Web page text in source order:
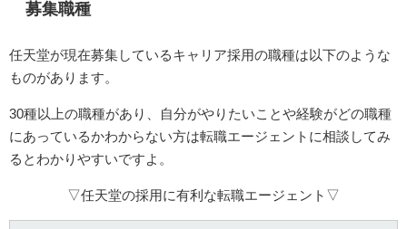
募集職種
任天堂が現在募集しているキャリア採用の職種は以下のような
ものがあります。
30種以上の職種があり、自分がやりたいことや経験がどの職種
にあっているかわからない方は転職エージェントに相談してみ
るとわかりやすいですよ。
▽任天堂の採用に有利な転職エージェント▽